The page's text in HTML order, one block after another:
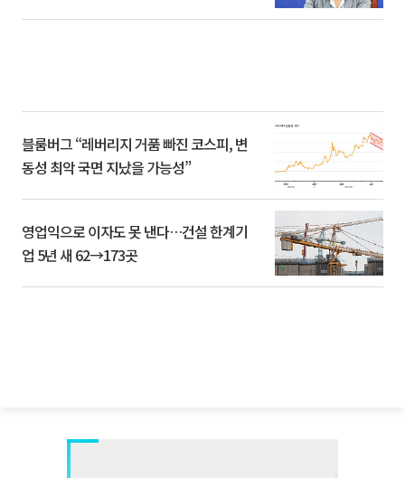
블룸버그 “레버리지 거품 빠진 코스피, 변
동성 최악 국면 지났을 가능성”
영업익으로 이자도 못 낸다…건설 한계기
업 5년 새 62→173곳